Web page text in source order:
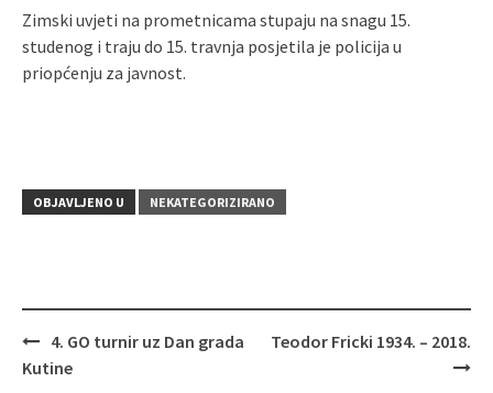
Zimski uvjeti na prometnicama stupaju na snagu 15.
studenog i traju do 15. travnja posjetila je policija u
priopćenju za javnost.
OBJAVLJENO U NEKATEGORIZIRANO
Navigacija
4. GO turnir uz Dan grada
Kutine
Teodor Fricki 1934. – 2018.